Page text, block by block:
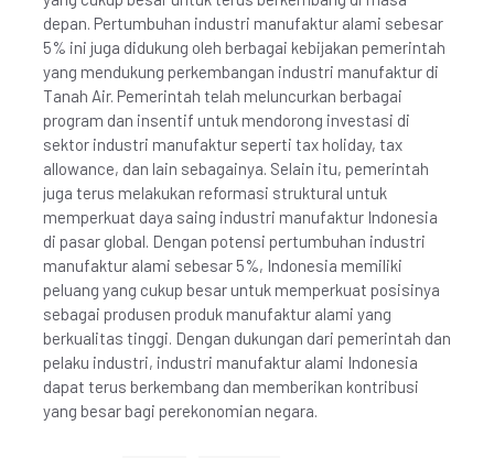
depan. Pertumbuhan industri manufaktur alami sebesar
5% ini juga didukung oleh berbagai kebijakan pemerintah
yang mendukung perkembangan industri manufaktur di
Tanah Air. Pemerintah telah meluncurkan berbagai
program dan insentif untuk mendorong investasi di
sektor industri manufaktur seperti tax holiday, tax
allowance, dan lain sebagainya. Selain itu, pemerintah
juga terus melakukan reformasi struktural untuk
memperkuat daya saing industri manufaktur Indonesia
di pasar global. Dengan potensi pertumbuhan industri
manufaktur alami sebesar 5%, Indonesia memiliki
peluang yang cukup besar untuk memperkuat posisinya
sebagai produsen produk manufaktur alami yang
berkualitas tinggi. Dengan dukungan dari pemerintah dan
pelaku industri, industri manufaktur alami Indonesia
dapat terus berkembang dan memberikan kontribusi
yang besar bagi perekonomian negara.